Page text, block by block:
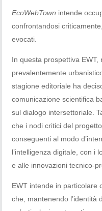
EcoWebTown intende
confrontandosi
evocati.
In questa prospettiva
prevalentemente
stagione editoriale ha
comunicazione scientifica
sul dialogo intersettoriale.
che i nodi critici del
conseguenti al modo
l’intelligenza digitale, con i
e alle innovazioni tecnico-
EWT intende in particolare
che, mantenendo l’identità